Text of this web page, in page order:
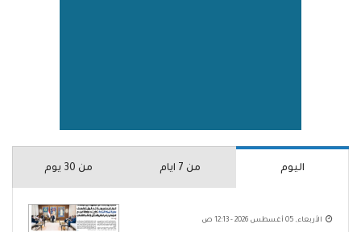
اليوم من 7 ايام من 30 يوم
الأربعاء, 05 أغسطس 2026 - 12:13 ص